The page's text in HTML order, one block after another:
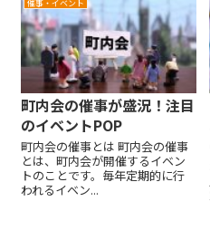
催事・イベント
町内会の催事が盛況！注目
のイベントPOP
町内会の催事とは 町内会の催事
とは、町内会が開催するイベン
トのことです。毎年定期的に行
われるイベン...